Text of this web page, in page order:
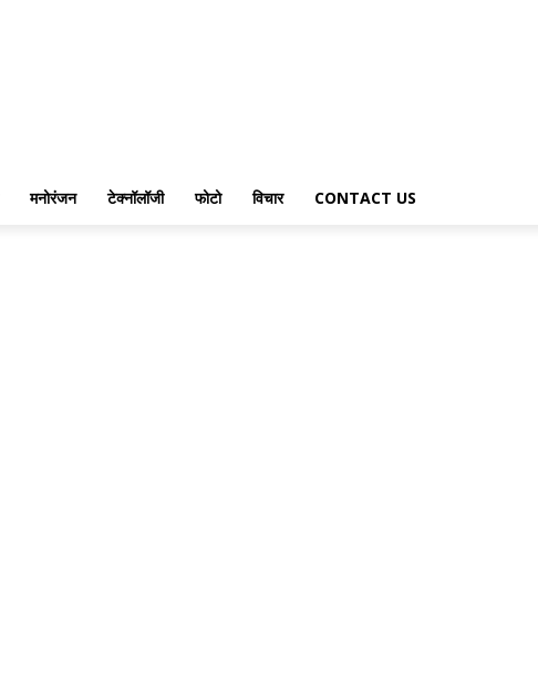
मनोरंजन टेक्नॉलॉजी फोटो विचार CONTACT US